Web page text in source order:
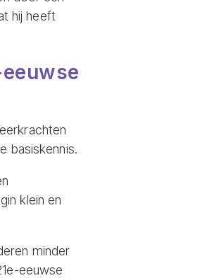
hij heeft
basiskennis.
klein en
minder
eeuwse